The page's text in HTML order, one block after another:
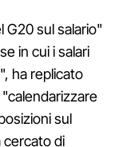
G20 sul salario"
in cui i salari
ha replicato
sul
cercato di